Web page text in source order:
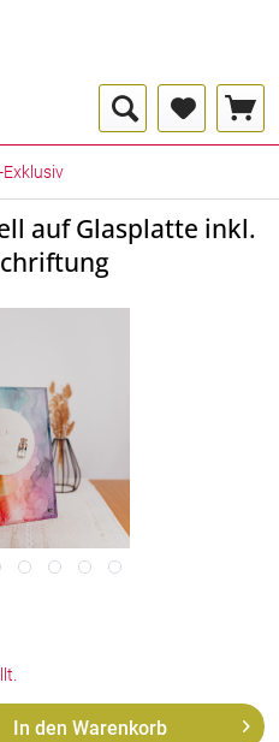
Exklusiv
auf Glasplatte inkl.
In den Warenkorb